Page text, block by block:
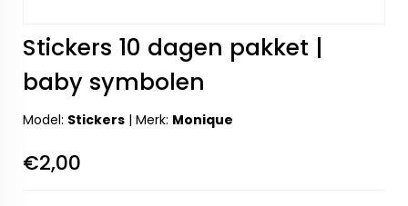
Stickers 10 dagen pakket |
baby symbolen
Model: Stickers | Merk: Monique
€2,00